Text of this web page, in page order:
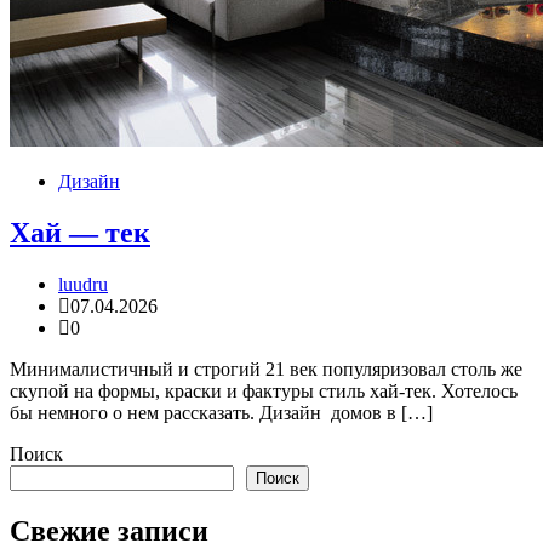
Дизайн
Хай — тек
luudru
07.04.2026
0
Минималистичный и строгий 21 век популяризовал столь же
скупой на формы, краски и фактуры стиль хай-тек. Хотелось
бы немного о нем рассказать. Дизайн домов в […]
Поиск
Поиск
Свежие записи